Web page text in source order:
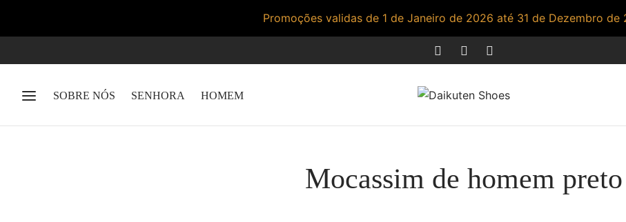
Promoções validas de 1 de Janeiro de 2026 até 31 de Dezembro de
SOBRE NÓS SENHORA HOMEM
Mocassim de homem preto